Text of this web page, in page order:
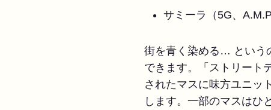
サミーラ（5G、A.M.P.
街を青く染める… という
できます。「ストリート
されたマスに味方ユニッ
します。一部のマスはひ